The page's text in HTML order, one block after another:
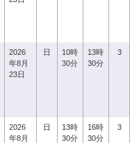
2026
年8月
23日
日
10時
30分
13時
30分
3
2026
年8月
日
13時
30分
16時
30分
3